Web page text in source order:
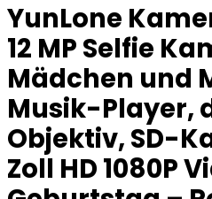
YunLone
12 MP Selfie
Mädchen und
Musik-Player,
Objektiv, SD-
Zoll HD 1080P